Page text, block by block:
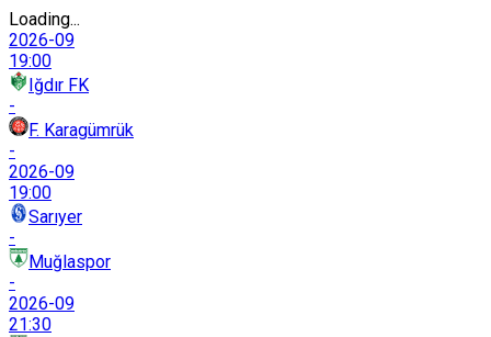
Loading...
2026-09
19:00
Iğdır FK
-
F. Karagümrük
-
2026-09
19:00
Sarıyer
-
Muğlaspor
-
2026-09
21:30